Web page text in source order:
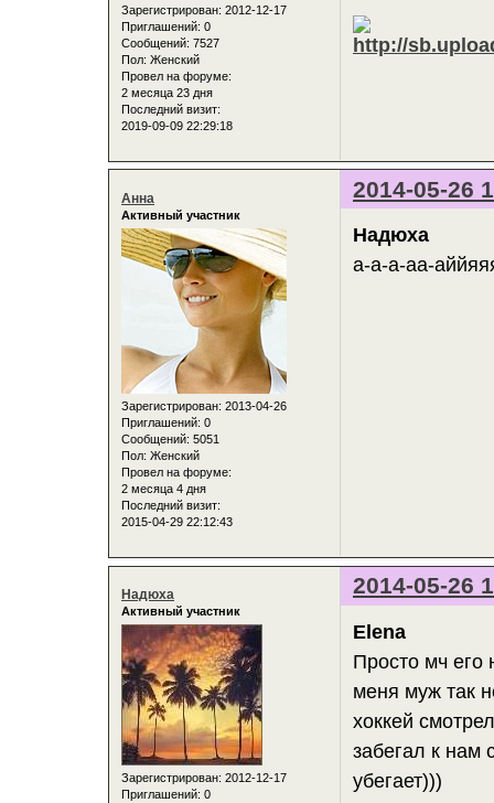
Зарегистрирован: 2012-12-17
Приглашений: 0
Сообщений: 7527
Пол: Женский
Провел на форуме:
2 месяца 23 дня
Последний визит:
2019-09-09 22:29:18
2014-05-26
Анна
Активный участник
Зарегистрирован: 2013-04-26
Приглашений: 0
Сообщений: 5051
Пол: Женский
Провел на форуме:
2 месяца 4 дня
Последний визит:
2015-04-29 22:12:43
Надюха
а-а-а-аа-
2014-05-26
Надюха
Активный участник
Зарегистрирован: 2012-12-17
Приглашений: 0
Elena
Просто мч его
меня муж так
хоккей
забегал к нам
убегает)))